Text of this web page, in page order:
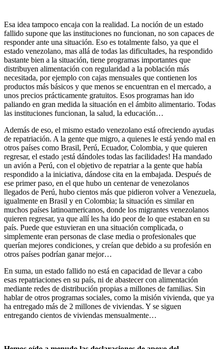
Esa idea tampoco encaja con la realidad. La noción de un estado
fallido supone que las instituciones no funcionan, no son capaces de
responder ante una situación. Eso es totalmente falso, ya que el
estado venezolano, mas allá de todas las dificultades, ha respondido
bastante bien a la situación, tiene programas importantes que
distribuyen alimentación con regularidad a la población más
necesitada, por ejemplo con cajas mensuales que contienen los
productos más básicos y que menos se encuentran en el mercado, a
unos precios prácticamente gratuitos. Esos programas han ido
paliando en gran medida la situación en el ámbito alimentario. Todas
las instituciones funcionan, la salud, la educación…
Además de eso, el mismo estado venezolano está ofreciendo ayudas
de repatriación. A la gente que migro, a quienes le está yendo mal en
otros países como Brasil, Perú, Ecuador, Colombia, y que quieren
regresar, el estado ¡está dándoles todas las facilidades! Ha mandado
un avión a Perú, con el objetivo de repatriar a la gente que había
respondido a la iniciativa, dándose cita en la embajada. Después de
ese primer paso, en el que hubo un centenar de venezolanos
llegados de Perú, hubo cientos más que pidieron volver a Venezuela,
igualmente en Brasil y en Colombia; la situación es similar en
muchos países latinoamericanos, donde los migrantes venezolanos
quieren regresar, ya que allí les ha ido peor de lo que estaban en su
país. Puede que estuvieran en una situación complicada, o
simplemente eran personas de clase media o profesionales que
querían mejores condiciones, y creían que debido a su profesión en
otros países podrían ganar mejor…
En suma, un estado fallido no está en capacidad de llevar a cabo
esas repatriaciones en su país, ni de abastecer con alimentación
mediante redes de distribución propias a millones de familias. Sin
hablar de otros programas sociales, como la misión vivienda, que ya
ha entregado más de 2 millones de viviendas. Y se siguen
entregando cientos de viviendas mensualmente…